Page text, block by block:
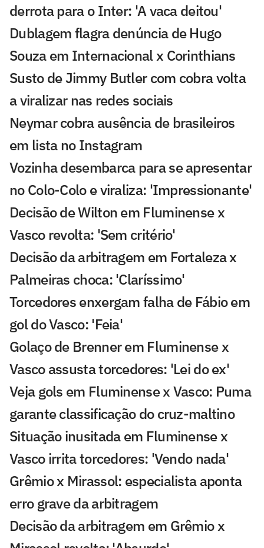
derrota para o Inter: 'A vaca deitou'
Dublagem flagra denúncia de Hugo
Souza em Internacional x Corinthians
Susto de Jimmy Butler com cobra volta
a viralizar nas redes sociais
Neymar cobra ausência de brasileiros
em lista no Instagram
Vozinha desembarca para se apresentar
no Colo-Colo e viraliza: 'Impressionante'
Decisão de Wilton em Fluminense x
Vasco revolta: 'Sem critério'
Decisão da arbitragem em Fortaleza x
Palmeiras choca: 'Claríssimo'
Torcedores enxergam falha de Fábio em
gol do Vasco: 'Feia'
Golaço de Brenner em Fluminense x
Vasco assusta torcedores: 'Lei do ex'
Veja gols em Fluminense x Vasco: Puma
garante classificação do cruz-maltino
Situação inusitada em Fluminense x
Vasco irrita torcedores: 'Vendo nada'
Grêmio x Mirassol: especialista aponta
erro grave da arbitragem
Decisão da arbitragem em Grêmio x